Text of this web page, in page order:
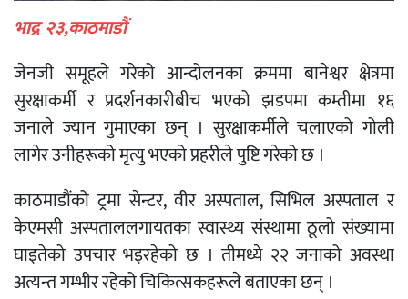
भाद्र २३,काठमाडौं
जेनजी समूहले गरेको आन्दोलनका क्रममा बानेश्वर क्षेत्रमा
सुरक्षाकर्मी र प्रदर्शनकारीबीच भएको झडपमा कम्तीमा १६
जनाले ज्यान गुमाएका छन् । सुरक्षाकर्मीले चलाएको गोली
लागेर उनीहरूको मृत्यु भएको प्रहरीले पुष्टि गरेको छ ।
काठमाडौंको ट्रमा सेन्टर, वीर अस्पताल, सिभिल अस्पताल र
केएमसी अस्पताललगायतका स्वास्थ्य संस्थामा ठूलो संख्यामा
घाइतेको उपचार भइरहेको छ । तीमध्ये २२ जनाको अवस्था
अत्यन्त गम्भीर रहेको चिकित्सकहरूले बताएका छन् ।